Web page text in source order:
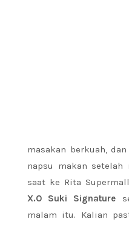
masakan berkuah,
napsu makan setelah
saat ke Rita
X.O Suki Signature
malam itu. Kalian